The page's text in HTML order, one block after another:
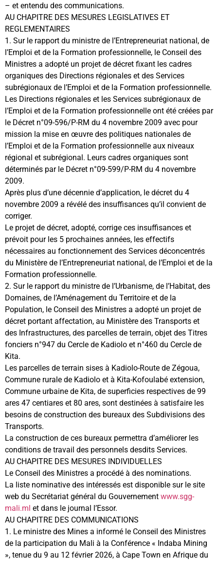
– et entendu des communications.
AU CHAPITRE DES MESURES LEGISLATIVES ET
REGLEMENTAIRES
1. Sur le rapport du ministre de l’Entrepreneuriat national, de
l’Emploi et de la Formation professionnelle, le Conseil des
Ministres a adopté un projet de décret fixant les cadres
organiques des Directions régionales et des Services
subrégionaux de l’Emploi et de la Formation professionnelle.
Les Directions régionales et les Services subrégionaux de
l’Emploi et de la Formation professionnelle ont été créées par
le Décret n°09-596/P-RM du 4 novembre 2009 avec pour
mission la mise en œuvre des politiques nationales de
l’Emploi et de la Formation professionnelle aux niveaux
régional et subrégional. Leurs cadres organiques sont
déterminés par le Décret n°09-599/P-RM du 4 novembre
2009.
Après plus d’une décennie d’application, le décret du 4
novembre 2009 a révélé des insuffisances qu’il convient de
corriger.
Le projet de décret, adopté, corrige ces insuffisances et
prévoit pour les 5 prochaines années, les effectifs
nécessaires au fonctionnement des Services déconcentrés
du Ministère de l’Entrepreneuriat national, de l’Emploi et de la
Formation professionnelle.
2. Sur le rapport du ministre de l’Urbanisme, de l’Habitat, des
Domaines, de l’Aménagement du Territoire et de la
Population, le Conseil des Ministres a adopté un projet de
décret portant affectation, au Ministère des Transports et
des Infrastructures, des parcelles de terrain, objet des Titres
fonciers n°947 du Cercle de Kadiolo et n°460 du Cercle de
Kita.
Les parcelles de terrain sises à Kadiolo-Route de Zégoua,
Commune rurale de Kadiolo et à Kita-Kofoulabé extension,
Commune urbaine de Kita, de superficies respectives de 99
ares 47 centiares et 80 ares, sont destinées à satisfaire les
besoins de construction des bureaux des Subdivisions des
Transports.
La construction de ces bureaux permettra d’améliorer les
conditions de travail des personnels desdits Services.
AU CHAPITRE DES MESURES INDIVIDUELLES
Le Conseil des Ministres a procédé à des nominations.
La liste nominative des intéressés est disponible sur le site
web du Secrétariat général du Gouvernement www.sgg-
mali.ml et dans le journal l’Essor.
AU CHAPITRE DES COMMUNICATIONS
1. Le ministre des Mines a informé le Conseil des Ministres
de la participation du Mali à la Conférence « Indaba Mining
», tenue du 9 au 12 février 2026, à Cape Town en Afrique du